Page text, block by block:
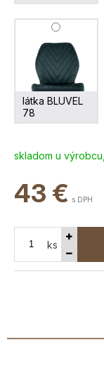
látka BLUVEL
78
skladom u
43 € s DPH
ks